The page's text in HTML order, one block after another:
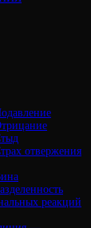
отвержения
реакций